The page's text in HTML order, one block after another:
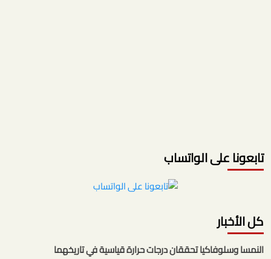
تابعونا على الواتساب
كل الأخبار
النمسا وسلوفاكيا تحققان درجات حرارة قياسية في تاريخهما